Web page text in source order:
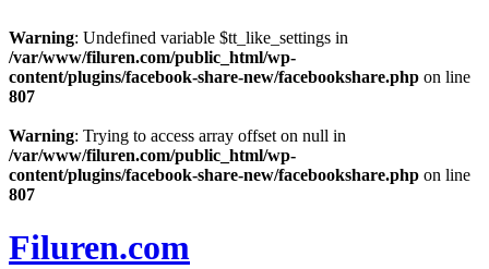
Warning: Undefined variable $tt_like_settings in
/var/www/filuren.com/public_html/wp-
content/plugins/facebook-share-new/facebookshare.php on line
807
Warning: Trying to access array offset on null in
/var/www/filuren.com/public_html/wp-
content/plugins/facebook-share-new/facebookshare.php on line
807
till
innehåll
Filuren.com